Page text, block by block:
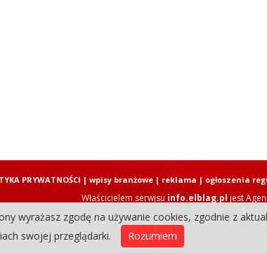
Właścicielem serwisu info.elblag.pl jest
Copyright © 2004-2026 Elbląski Dziennik Internetowy.
PRYWATNOŚCI | wpisy branżowe| reklama | ogłoszenia
wyrażasz zgodę na używanie cookies, zgodnie z
swojej przeglądarki.
Rozumiem